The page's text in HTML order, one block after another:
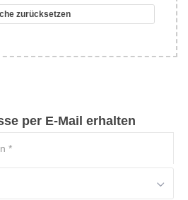
zurücksetzen
per E-Mail erhalten